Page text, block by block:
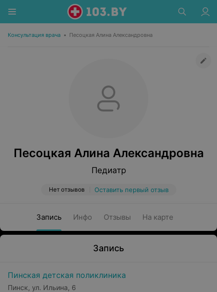
Консультация врача • Песоцкая Алина Александровна
Песоцкая Алина Александровна
Педиатр
Нет отзывов Оставить первый отзыв
Запись Инфо Отзывы На карте
Запись
Пинская детская поликлиника
Пинск, ул. Ильина, 6